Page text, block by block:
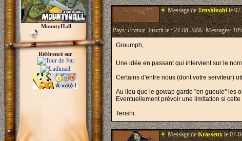
MountyHall
Référencé sur
#.Message deTenshinobile
Pays:FranceInscrit le :24-08-2006Messages:
Groumph,
Une idée en passant qui intervient sur le
Certains d'entre nous (dont votre serviteur)
Au lieu que le gowap garde "en gueule" les
Eventuellement prévoir une limitation si
Tenshi.
#.Message deKrasseuxle 07-